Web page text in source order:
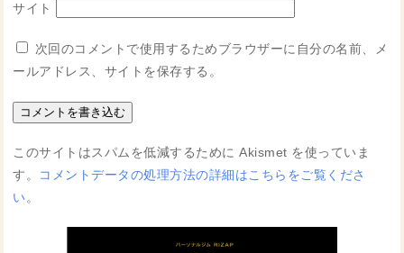
サイト
次回のコメントで使用するためブラウザーに自分の名前、メ
ールアドレス、サイトを保存する。
このサイトはスパムを低減するために Akismet を使っていま
す。 コメントデータの処理方法の詳細はこちらをご覧くださ
い。